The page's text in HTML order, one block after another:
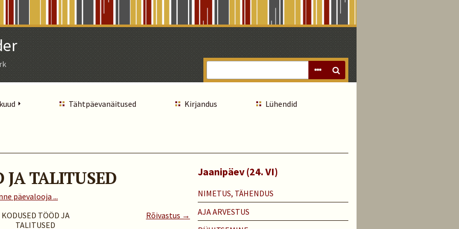
Tähtpäevanäitused Kirjandus Lühendid
JA TALITUSED
päevalooja ...
Rõivastus →
KODUSED TÖÖD JA
TALITUSED
Jaanipäev (24. VI)
NIMETUS, TÄHENDUS
AJA ARVESTUS